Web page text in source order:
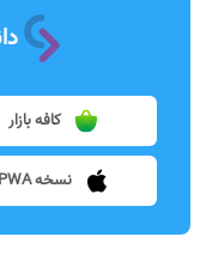
کافه بازار
نسخه PWA